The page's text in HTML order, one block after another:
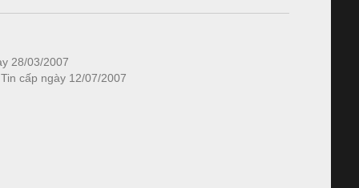
28/03/2007
cấp ngày 12/07/2007